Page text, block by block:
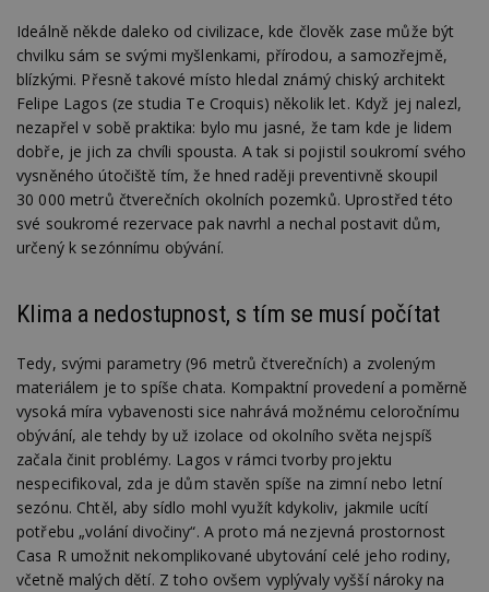
Ideálně někde daleko od civilizace, kde člověk zase může být
chvilku sám se svými myšlenkami, přírodou, a samozřejmě,
blízkými. Přesně takové místo hledal známý chiský architekt
Felipe Lagos (ze studia Te Croquis) několik let. Když jej nalezl,
nezapřel v sobě praktika: bylo mu jasné, že tam kde je lidem
dobře, je jich za chvíli spousta. A tak si pojistil soukromí svého
vysněného útočiště tím, že hned raději preventivně skoupil
30 000 metrů čtverečních okolních pozemků. Uprostřed této
své soukromé rezervace pak navrhl a nechal postavit dům,
určený k sezónnímu obývání.
Klima a nedostupnost, s tím se musí počítat
Tedy, svými parametry (96 metrů čtverečních) a zvoleným
materiálem je to spíše chata. Kompaktní provedení a poměrně
vysoká míra vybavenosti sice nahrává možnému celoročnímu
obývání, ale tehdy by už izolace od okolního světa nejspíš
začala činit problémy. Lagos v rámci tvorby projektu
nespecifikoval, zda je dům stavěn spíše na zimní nebo letní
sezónu. Chtěl, aby sídlo mohl využít kdykoliv, jakmile ucítí
potřebu „volání divočiny“. A proto má nezjevná prostornost
Casa R umožnit nekomplikované ubytování celé jeho rodiny,
včetně malých dětí. Z toho ovšem vyplývaly vyšší nároky na